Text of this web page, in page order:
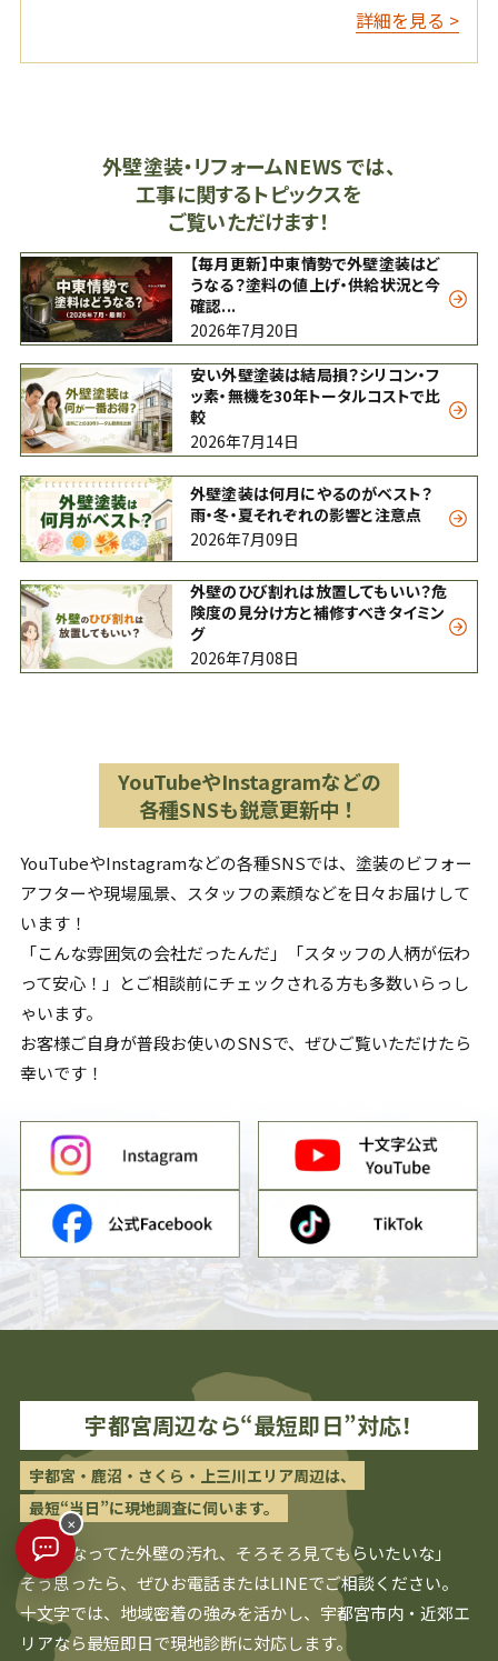
詳細を見る >
外壁塗装・リフォームNEWS では、
工事に関するトピックスを
ご覧いただけます！
【毎月更新】中東情勢で外壁塗装はど
うなる？塗料の値上げ・供給状況と今
確認...
2026年7月20日
安い外壁塗装は結局損？シリコン・フ
ッ素・無機を30年トータルコストで比
較
2026年7月14日
外壁塗装は何月にやるのがベスト？
雨・冬・夏それぞれの影響と注意点
2026年7月09日
外壁のひび割れは放置してもいい？危
険度の見分け方と補修すべきタイミン
グ
2026年7月08日
YouTubeやInstagramなどの
各種SNSも鋭意更新中！
YouTubeやInstagramなどの各種SNSでは、塗装のビフォー
アフターや現場風景、スタッフの素顔などを日々お届けして
います！
「こんな雰囲気の会社だったんだ」「スタッフの人柄が伝わ
って安心！」とご相談前にチェックされる方も多数いらっし
ゃいます。
お客様ご自身が普段お使いのSNSで、ぜひご覧いただけたら
幸いです！
宇都宮周辺なら“最短即日”対応！
宇都宮・鹿沼・さくら・上三川エリア周辺は、
最短“当日”に現地調査に伺います。
「気になってた外壁の汚れ、そろそろ見てもらいたいな」
そう思ったら、ぜひお電話またはLINEでご相談ください。
十文字では、地域密着の強みを活かし、 宇都宮市内・近郊エ
リアなら最短即日で現地診断に対応します。
×